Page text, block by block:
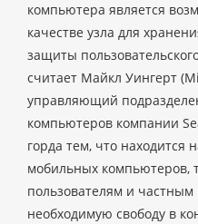
компьютера является
качестве узла для
защиты
считает Майкл Уингерт
управляющий
компьютеров компании
горда тем, что находится
мобильных компьютеров,
пользователям и
необходимую свободу в